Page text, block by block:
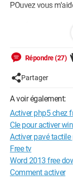
POuvez vous
Firefox 3.0.7
Répondre (27)
Partager
A voir également:
Activer php5 chez
Cle pour activer
Activer pavé tactile
Free tv
Word 2013 free
Comment activer